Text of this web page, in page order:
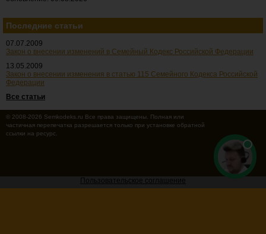
Последние статьи
07.07.2009
Закон о внесении изменений в Семейный Кодекс Российской Федерации
13.05.2009
Закон о внесении изменения в статью 115 Семейного Кодекса Российской
Федерации
Все статьи
© 2008-2026 Semkodeks.ru Все права защищены. Полная или
частичная перепечатка разрешается только при установке обратной
ссылки на ресурс.
Пользовательское соглашение